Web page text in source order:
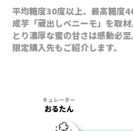
平均糖度30度以上、最高糖度
成芋「蔵出しベニーモ」を取
とり濃厚な蜜の甘さは感動必
限定購入先もご紹介します。
おるたん